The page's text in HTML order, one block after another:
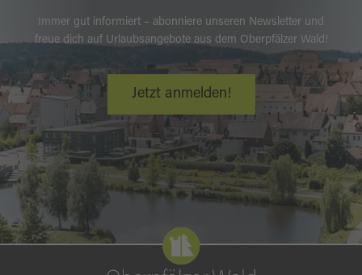
Immer gut informiert – abonniere unseren Newsletter und
freue dich auf Urlaubsangebote aus dem Oberpfälzer Wald!
Jetzt anmelden!